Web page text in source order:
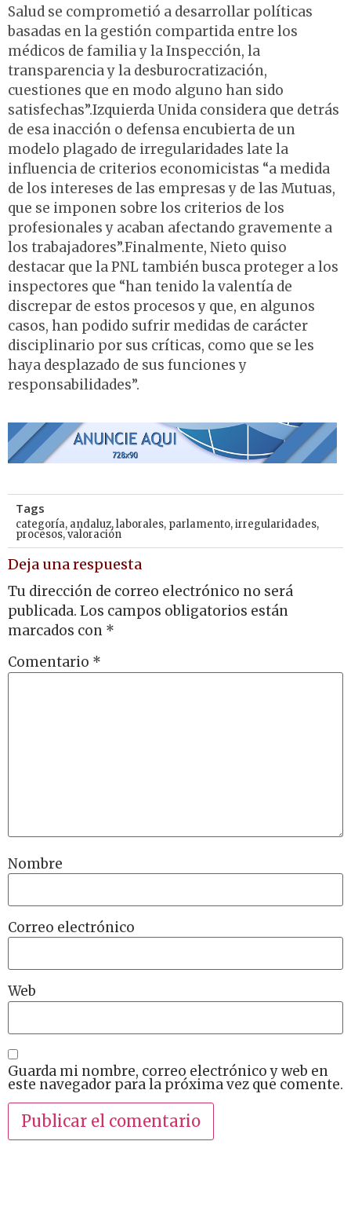
Salud se comprometió a desarrollar políticas
basadas en la gestión compartida entre los
médicos de familia y la Inspección, la
transparencia y la desburocratización,
cuestiones que en modo alguno han sido
satisfechas”.Izquierda Unida considera que detrás
de esa inacción o defensa encubierta de un
modelo plagado de irregularidades late la
influencia de criterios economicistas “a medida
de los intereses de las empresas y de las Mutuas,
que se imponen sobre los criterios de los
profesionales y acaban afectando gravemente a
los trabajadores”.Finalmente, Nieto quiso
destacar que la PNL también busca proteger a los
inspectores que “han tenido la valentía de
discrepar de estos procesos y que, en algunos
casos, han podido sufrir medidas de carácter
disciplinario por sus críticas, como que se les
haya desplazado de sus funciones y
responsabilidades”.
Tags
categoría, andaluz,laborales, parlamento,irregularidades,
procesos,valoración
Deja una respuesta
Tu dirección de correo electrónico no será
publicada. Los campos obligatorios están
marcados con *
Comentario *
Nombre
Correo electrónico
Web
Guarda mi nombre, correo electrónico y web en
este navegador para la próxima vez que comente.